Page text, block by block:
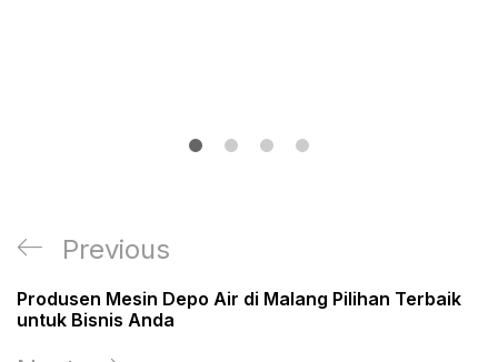
Post
Previous
Post
Previous
Produsen Mesin Depo Air di Malang Pilihan Terbaik
untuk Bisnis Anda